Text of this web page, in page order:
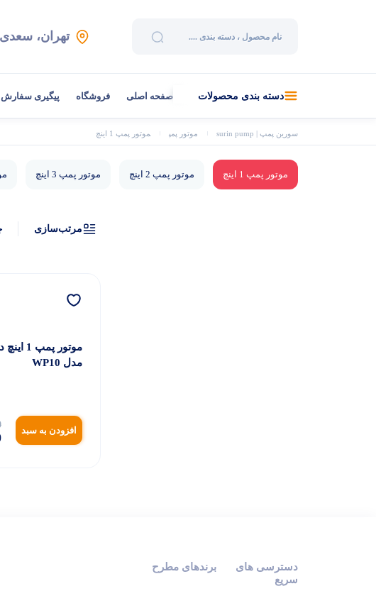
تهران، سعدی
دسته بندی محصولات صفحه اصلی فروشگاه پیگیری سفارش
سورین پمپ | surin pump موتور پمپ موتور پمپ 1 اینچ
موتور پمپ 1 اینچ موتور پمپ 2 اینچ موتور پمپ 3 اینچ
مرتب‌سازی
موتور
مدل WP10
افزودن به سبد
دسترسی های
سریع
برندهای مطرح